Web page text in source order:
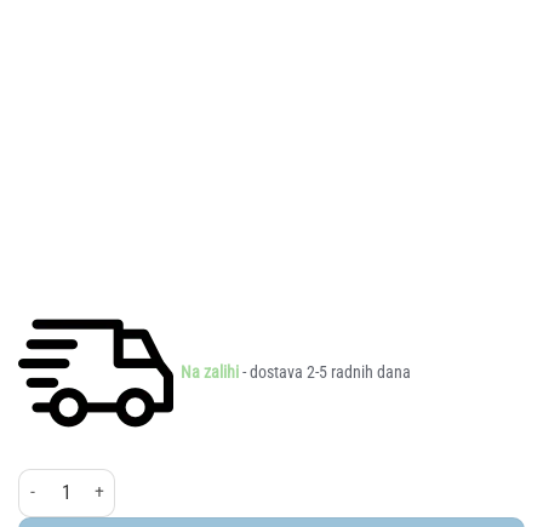
Na zalihi- dostava 2-5 radnih dana
Frida® Toothhugger Trokutna zubna četkica za djecu (pink) količina